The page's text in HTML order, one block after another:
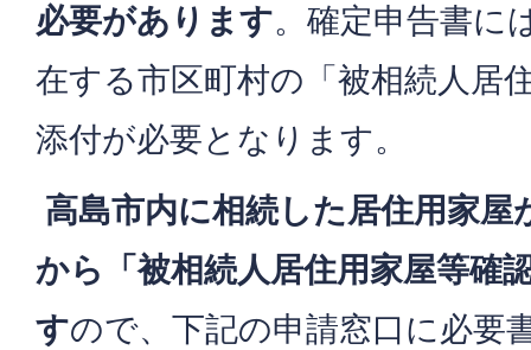
必要があります。確定申告書に
在する市区町村の「被相続人居
添付が必要となります。
高島市内に相続した居住用家屋
から「被相続人居住用家屋等確
すので、下記の申請窓口に必要